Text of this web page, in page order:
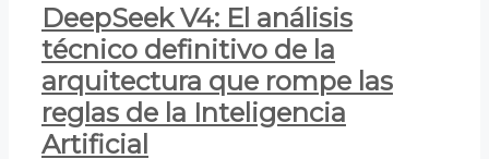
DeepSeek V4: El análisis
técnico definitivo de la
arquitectura que rompe las
reglas de la Inteligencia
Artificial